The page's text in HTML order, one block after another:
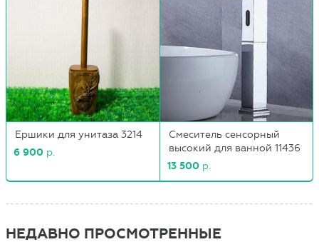
Ершики для унитаза 3214
6 900 р.
Смеситель сенсорный
высокий для ванной 11436
13 500 р.
НЕДАВНО ПРОСМОТРЕННЫЕ